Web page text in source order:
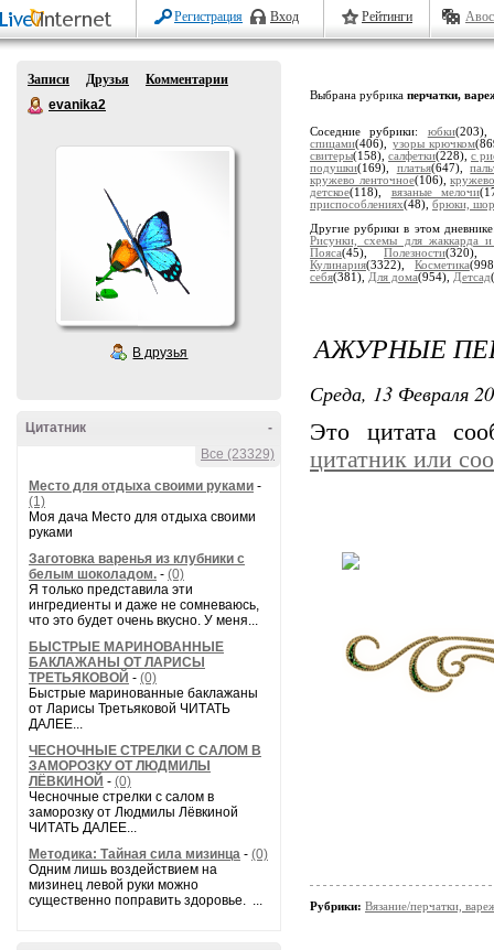
Регистрация Вход Рейтинги
Записи Друзья
Комментарии
evanika2
В друзья
-
Цитатник
Все (23329)
Место для отдыха своими руками -
(1)
Моя дача Место для отдыха своими
руками
Заготовка варенья из клубники с
белым шоколадом. - (0)
Я только представила эти
ингредиенты и даже не сомневаюсь,
что это будет очень вкусно. У меня...
БЫСТРЫЕ МАРИНОВАННЫЕ
БАКЛАЖАНЫ ОТ ЛАРИСЫ
ТРЕТЬЯКОВОЙ - (0)
Быстрые маринованные баклажаны
от Ларисы Третьяковой ЧИТАТЬ
ДАЛЕЕ...
ЧЕСНОЧНЫЕ СТРЕЛКИ С САЛОМ В
ЗАМОРОЗКУ ОТ ЛЮДМИЛЫ
ЛЁВКИНОЙ - (0)
Чесночные стрелки с салом в
заморозку от Людмилы Лёвкиной
ЧИТАТЬ ДАЛЕЕ...
Методика: Тайная сила мизинца - (0)
Одним лишь воздействием на
мизинец левой руки можно
существенно поправить здоровье. ...
Выбрана рубрика перчатки,
Соседние рубрики: юбки
спицами(406), узоры крючком
свитеры(158), салфетки(228), с
подушки(169), платья(647),
кружево ленточное(106),
детское(118), вязаные мелочи
приспособлениях(48), брюки,
Другие рубрики в этом
Рисунки, схемы для жаккарда
Пояса(45), Полезности(320),
Кулинария(3322), Косметика
себя(381), Для дома(954), Детсад
АЖУРНЫЕ
Среда, 13 Февраля
Это цитата
цитатник или
Рубрики: Вязание/перчатки,